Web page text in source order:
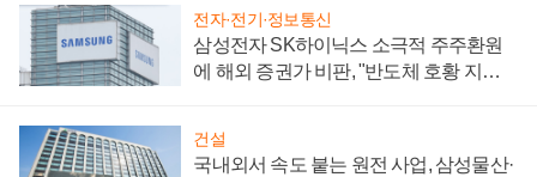
전자·전기·정보통신
삼성전자 SK하이닉스 소극적 주주환원
에 해외 증권가 비판, "반도체 호황 지속
건설
국내외서 속도 붙는 원전 사업, 삼성물산·